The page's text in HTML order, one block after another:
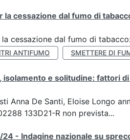
cessazione dal fumo di
cessazione dal fumo di
ANTIFUMO SMETTERE DI
isolamento e solitudine: fattori
Anna De Santi, Eloise Longo
133D21-R non prevista...
/24 - Indagine nazionale su